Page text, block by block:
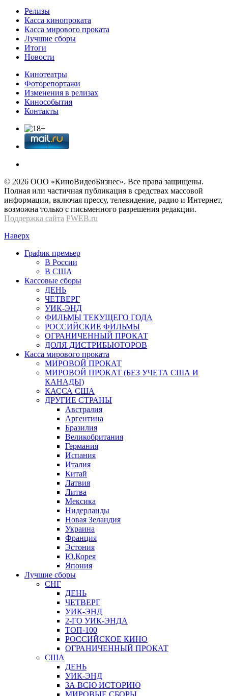
Релизы
Касса кинопроката
Касса мирового проката
Лучшие сборы
Итоги
Новости
Кинотеатры
Фоторепортажи
Изменения в релизах
Кинособытия
Контакты
© 2026 OOО «КиноВидеоБизнес». Все права защищены.
Полная или частичная публикация в средствах массовой
информации, включая прессу, телевидение, радио и Интернет,
возможна только с письменного разрешения редакции.
Поддержка сайта PWEB.ru
Наверх
График премьер
В России
В США
Кассовые сборы
ДЕНЬ
ЧЕТВЕРГ
УИК-ЭНД
ФИЛЬМЫ ТЕКУЩЕГО ГОДА
РОССИЙСКИЕ ФИЛЬМЫ
ОГРАНИЧЕННЫЙ ПРОКАТ
ДОЛЯ ДИСТРИБЬЮТОРОВ
Касса мирового проката
МИРОВОЙ ПРОКАТ
МИРОВОЙ ПРОКАТ (БЕЗ УЧЕТА США И
КАНАДЫ)
КАССА США
ДРУГИЕ СТРАНЫ
Австралия
Аргентина
Бразилия
Великобритания
Германия
Испания
Италия
Китай
Латвия
Литва
Мексика
Нидерланды
Новая Зеландия
Украина
Франция
Эстония
Ю.Корея
Япония
Лучшие сборы
СНГ
ДЕНЬ
ЧЕТВЕРГ
УИК-ЭНД
2-ГО УИК-ЭНДА
ТОП-100
РОССИЙСКОЕ КИНО
ОГРАНИЧЕННЫЙ ПРОКАТ
США
ДЕНЬ
УИК-ЭНД
ЗА ВСЮ ИСТОРИЮ
МИРОВЫЕ СБОРЫ